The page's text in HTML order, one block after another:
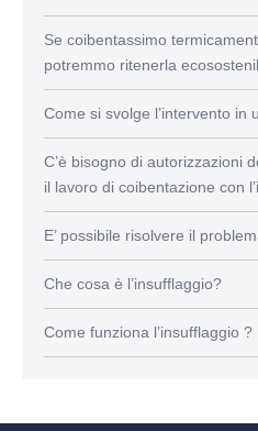
Se coibentassimo
potremmo ritenerla
Come si svolge l’intervento in
C’è bisogno di autorizzazioni
il lavoro di coibentazione con
E’ possibile risolvere il
Che cosa è l’insufflaggio?
Come funziona l’insufflaggio ?